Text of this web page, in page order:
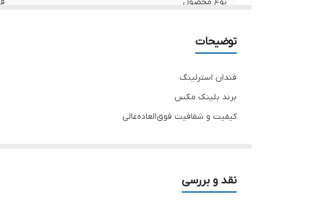
توضیحات
قندان استرلینگ
برند بلینک مکس
کیفیت و شفافیت فوق‌العاده‌عالی
حالت ۴ گوش
نقد و بررسی